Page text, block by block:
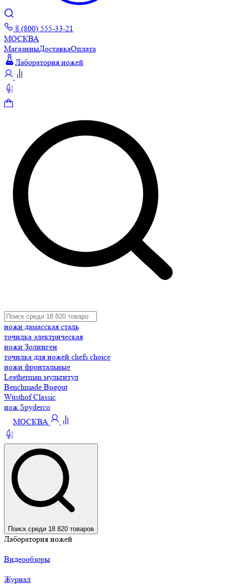
8 (800) 555-33-21
МОСКВА
МагазиныДоставкаОплата
Лаборатория ножей
ножи дамасская сталь
точилка электрическая
ножи Золинген
точилка для ножей chefs choice
ножи фронтальные
Leatherman мультитул
Benchmade Bugout
Wüsthof Classic
нож Spyderco
МОСКВА
Поиск среди 18 820 товаров
Лаборатория ножей
Видеообзоры
Журнал